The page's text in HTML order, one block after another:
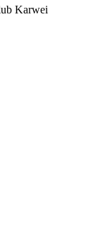
Karwei